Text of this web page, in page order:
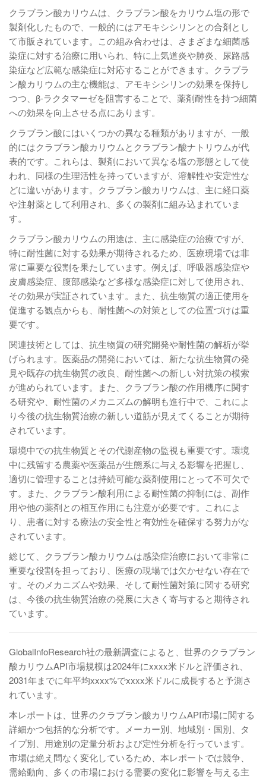
クラブラン酸カリウムは、クラブラン酸をカリウム塩の形で
製剤化したもので、一般的にはアモキシシリンとの合剤とし
て市販されています。この組み合わせは、さまざまな細菌感
染症に対する治療に用いられ、特に上気道炎や肺炎、尿路感
染症など広範な感染症に対応することができます。クラブラ
ン酸カリウムの主な機能は、アモキシシリンの効果を保持し
つつ、β-ラクタマーゼを阻害することで、薬剤耐性を持つ細菌
への効果を向上させる点にあります。
クラブラン酸にはいくつかの異なる種類がありますが、一般
的にはクラブラン酸カリウムとクラブラン酸ナトリウムが代
表的です。これらは、製剤において異なる塩の形態として使
われ、同様の生理活性を持っていますが、溶解性や安定性な
どに違いがあります。クラブラン酸カリウムは、主に経口薬
や注射薬として利用され、多くの製剤に組み込まれていま
す。
クラブラン酸カリウムの用途は、主に感染症の治療ですが、
特に耐性菌に対する効果が期待されるため、医療現場では非
常に重要な役割を果たしています。例えば、呼吸器感染症や
皮膚感染症、腹部感染など多様な感染症に対して使用され、
その効果が実証されています。また、抗生物質の適正使用を
促進する観点からも、耐性菌への対策としての位置づけは重
要です。
関連技術としては、抗生物質の研究開発や耐性菌の解析が挙
げられます。医薬品の開発においては、新たな抗生物質の発
見や既存の抗生物質の改良、耐性菌への新しい対抗策の模索
が進められています。また、クラブラン酸の作用機序に関す
る研究や、耐性菌のメカニズムの解明も進行中で、これによ
り今後の抗生物質治療の新しい道筋が見えてくることが期待
されています。
環境中での抗生物質とその代謝産物の監視も重要です。環境
中に残留する農薬や医薬品が生態系に与える影響を把握し、
適切に管理することは持続可能な薬剤使用にとって不可欠で
す。また、クラブラン酸利用による耐性菌の抑制には、副作
用や他の薬剤との相互作用にも注意が必要です。これによ
り、患者に対する療法の安全性と有効性を確保する努力がな
されています。
総じて、クラブラン酸カリウムは感染症治療において非常に
重要な役割を担っており、医療の現場では欠かせない存在で
す。そのメカニズムや効果、そして耐性菌対策に関する研究
は、今後の抗生物質治療の発展に大きく寄与すると期待され
ています。
GlobalInfoResearch社の最新調査によると、世界のクラブラン
酸カリウムAPI市場規模は2024年にxxxx米ドルと評価され、
2031年までに年平均xxxx%でxxxx米ドルに成長すると予測さ
れています。
本レポートは、世界のクラブラン酸カリウムAPI市場に関する
詳細かつ包括的な分析です。メーカー別、地域別・国別、タ
イプ別、用途別の定量分析および定性分析を行っています。
市場は絶え間なく変化しているため、本レポートでは競争、
需給動向、多くの市場における需要の変化に影響を与える主